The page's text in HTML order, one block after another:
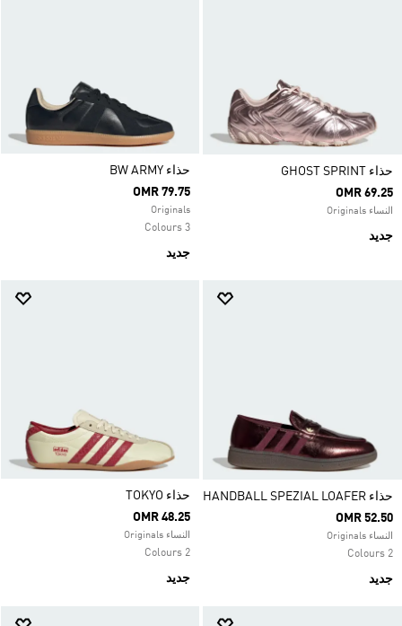
حذاء GHOST SPRINT
OMR 69.25
النساء Originals
جديد
حذاء ‏BW ARMY
OMR 79.75
Originals
3 Colours
جديد
حذاء HANDBALL SPEZIAL LOAFER
OMR 52.50
النساء Originals
2 Colours
جديد
حذاء TOKYO
OMR 48.25
النساء Originals
2 Colours
جديد